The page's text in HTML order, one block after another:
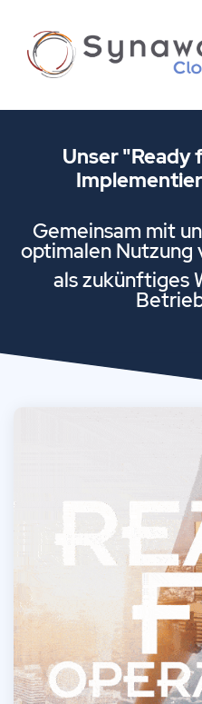
Unser
Gemeinsam mit
optimalen Nutzung
als zukünftiges